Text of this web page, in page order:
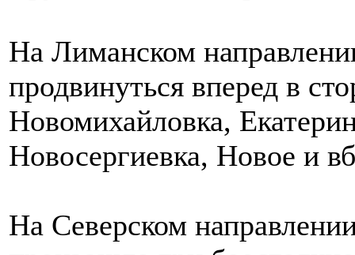
На Лиманском
продвинуться вперед в
Новомихайловка,
Новосергиевка, Новое и
На Северском